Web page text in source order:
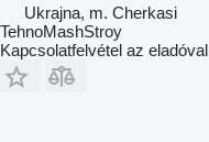
Ukrajna, m. Cherkasi
TehnoMashStroy
Kapcsolatfelvétel az eladóval